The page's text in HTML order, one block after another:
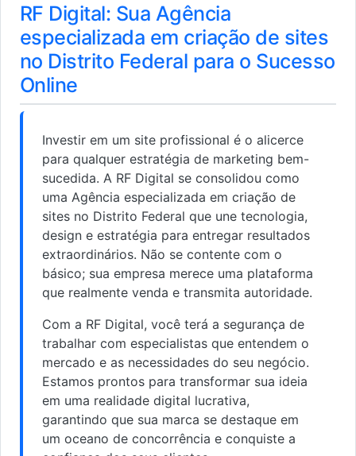
RF Digital: Sua Agência
especializada em criação de sites
no Distrito Federal para o Sucesso
Online
Investir em um site profissional é o alicerce
para qualquer estratégia de marketing bem-
sucedida. A RF Digital se consolidou como
uma Agência especializada em criação de
sites no Distrito Federal que une tecnologia,
design e estratégia para entregar resultados
extraordinários. Não se contente com o
básico; sua empresa merece uma plataforma
que realmente venda e transmita autoridade.
Com a RF Digital, você terá a segurança de
trabalhar com especialistas que entendem o
mercado e as necessidades do seu negócio.
Estamos prontos para transformar sua ideia
em uma realidade digital lucrativa,
garantindo que sua marca se destaque em
um oceano de concorrência e conquiste a